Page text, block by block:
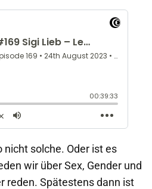
nicht solche. Oder ist es
wir über Sex, Gender und
reden. Spätestens dann ist